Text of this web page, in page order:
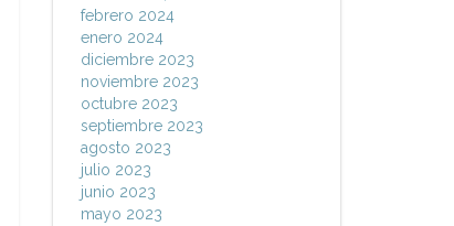
febrero 2024
enero 2024
diciembre 2023
noviembre 2023
octubre 2023
septiembre 2023
agosto 2023
julio 2023
junio 2023
mayo 2023